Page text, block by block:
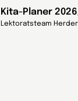
Kita-Planer
Lektoratsteam Herder